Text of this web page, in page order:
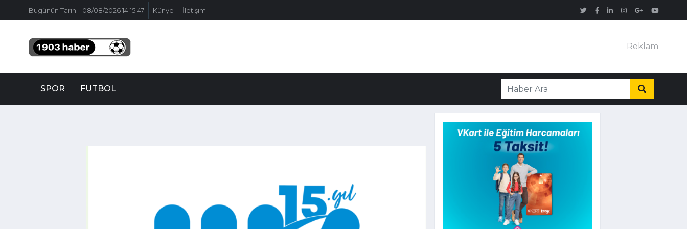
Bugünün Tarihi : 08/08/2026 14:15:47 Künye İletişim
Reklam
SPOR FUTBOL